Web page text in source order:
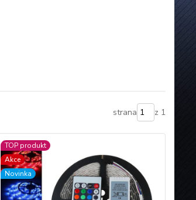
strana z 1
TOP produkt
Akce
Novinka